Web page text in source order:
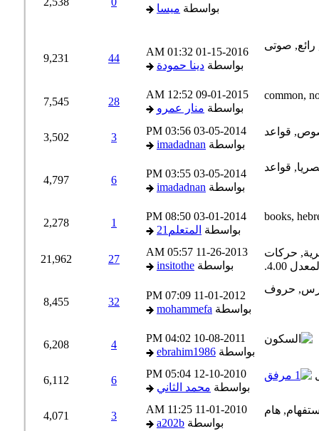
بواسطةميسا
01-15-2016
01:32 AM
بواسطةدينا حمودة
44
9,231
09-01-2015
12:52 AM
بواسطةمنار عمرو
28
7,545
03-05-2014
03:56 PM
بواسطةimadadnan
3,502
03-05-2014
03:55 PM
بواسطةimadadnan
4,797
03-01-2014
08:50 PM
بواسطةالمتعلم21
2,278
11-26-2013
05:57 AM
بواسطةinsitothe
27
21,962
11-01-2012
07:09 PM
بواسطةmohammefa
32
8,455
10-08-2011
04:02 PM
بواسطةebrahim1986
6,208
12-10-2010
05:04 PM
بواسطةمحمد الثاني
6,112
11-01-2010
11:25 AM
بواسطةa202b
4,071